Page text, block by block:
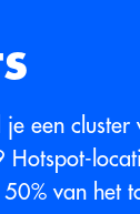
een
van het